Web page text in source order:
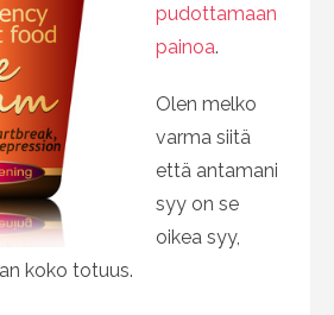
pudottamaan
painoa.
Olen melko
varma siitä
että antamani
syy on se
oikea syy,
koko totuus.